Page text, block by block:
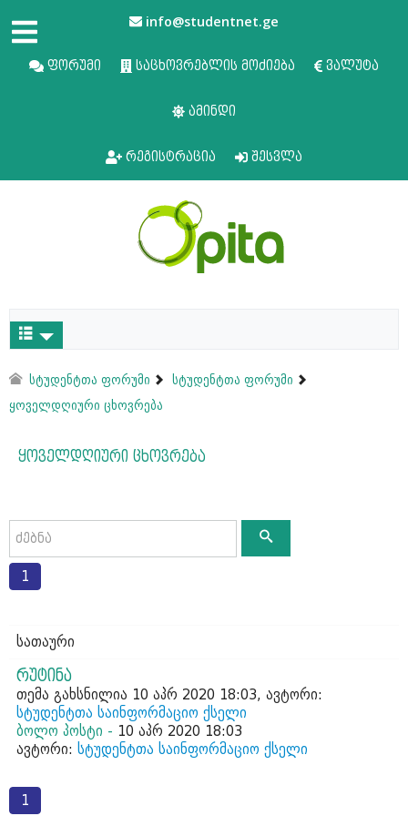
info@studentnet.ge
ფორუმი საცხოვრებლის მოძიება ვალუტა
ამინდი
რეგისტრაცია შესვლა
სტუდენტთა ფორუმი
სტუდენტთა ფორუმი
ყოველდღიური ცხოვრება
ყოველდღიური ცხოვრება
1
სათაური
რუტინა
თემა გახსნილია 10 აპრ 2020 18:03, ავტორი:
სტუდენტთა საინფორმაციო ქსელი
ბოლო პოსტი - 10 აპრ 2020 18:03
ავტორი: სტუდენტთა საინფორმაციო ქსელი
1